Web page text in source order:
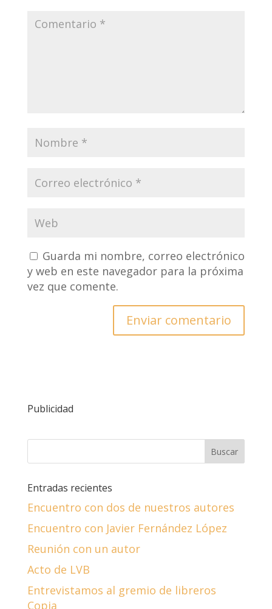
Guarda mi nombre, correo electrónico
y web en este navegador para la próxima
vez que comente.
Publicidad
Entradas recientes
Encuentro con dos de nuestros autores
Encuentro con Javier Fernández López
Reunión con un autor
Acto de LVB
Entrevistamos al gremio de libreros
Copia